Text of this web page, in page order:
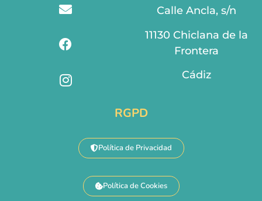
Calle Ancla, s/n
11130 Chiclana de la
Frontera
Cádiz
RGPD
Política de Privacidad
Política de Cookies